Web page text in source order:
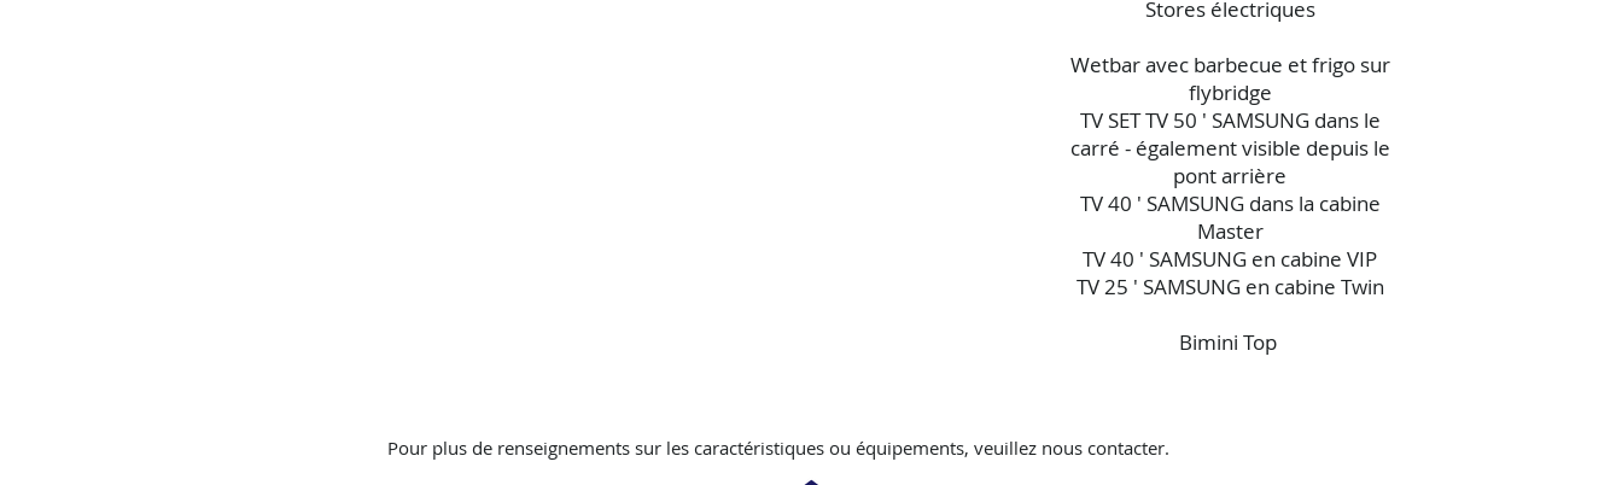
Stores électriques
Wetbar avec barbecue et frigo sur
flybridge
TV SET TV 50 ′ SAMSUNG dans le
carré - également visible depuis le
pont arrière
TV 40 ′ SAMSUNG dans la cabine
Master
TV 40 ′ SAMSUNG en cabine VIP
TV 25 ′ SAMSUNG en cabine Twin
Bimini Top
Pour plus de renseignements sur les caractéristiques ou équipements, veuillez nous contacter.